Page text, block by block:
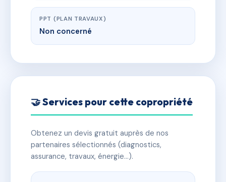
PPT (PLAN TRAVAUX)
Non concerné
🤝 Services pour cette copropriété
Obtenez un devis gratuit auprès de nos
partenaires sélectionnés (diagnostics,
assurance, travaux, énergie…).